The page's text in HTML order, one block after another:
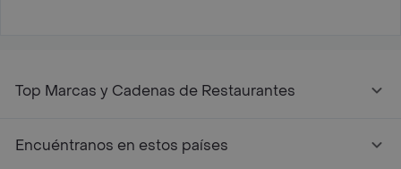
Top Marcas y Cadenas de Restaurantes
Encuéntranos en estos países